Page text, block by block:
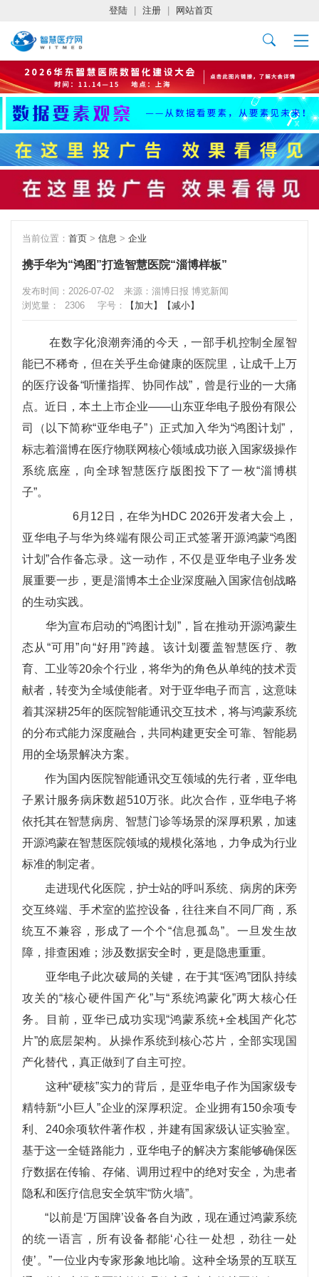
登陆 注册 网站首页
当前位置： 首页 > 信息 > 企业
携手华为“鸿图”打造智慧医院“淄博样板”
发布时间：2026-07-02
来源：淄博日报 博览新闻
浏览量：
2306 字号： 【加大】 【减小】
在数字化浪潮奔涌的今天，一部手机控制全屋智
能已不稀奇，但在关乎生命健康的医院里，让成千上万
的医疗设备“听懂指挥、协同作战”，曾是行业的一大痛
点。近日，本土上市企业——山东亚华电子股份有限公
司（以下简称“亚华电子”）正式加入华为“鸿图计划”，
标志着淄博在医疗物联网核心领域成功嵌入国家级操作
系统底座，向全球智慧医疗版图投下了一枚“淄博棋
子”。
6月12日，在华为HDC 2026开发者大会上，
亚华电子与华为终端有限公司正式签署开源鸿蒙“鸿图
计划”合作备忘录。这一动作，不仅是亚华电子业务发
展重要一步，更是淄博本土企业深度融入国家信创战略
的生动实践。
华为宣布启动的“鸿图计划”，旨在推动开源鸿蒙生
态从“可用”向“好用”跨越。该计划覆盖智慧医疗、教
育、工业等20余个行业，将华为的角色从单纯的技术贡
献者，转变为全域使能者。对于亚华电子而言，这意味
着其深耕25年的医院智能通讯交互技术，将与鸿蒙系统
的分布式能力深度融合，共同构建更安全可靠、智能易
用的全场景解决方案。
作为国内医院智能通讯交互领域的先行者，亚华电
子累计服务病床数超510万张。此次合作，亚华电子将
依托其在智慧病房、智慧门诊等场景的深厚积累，加速
开源鸿蒙在智慧医院领域的规模化落地，力争成为行业
标准的制定者。
走进现代化医院，护士站的呼叫系统、病房的床旁
交互终端、手术室的监控设备，往往来自不同厂商，系
统互不兼容，形成了一个个“信息孤岛”。一旦发生故
障，排查困难；涉及数据安全时，更是隐患重重。
亚华电子此次破局的关键，在于其“医鸿”团队持续
攻关的“核心硬件国产化”与“系统鸿蒙化”两大核心任
务。目前，亚华已成功实现“鸿蒙系统+全栈国产化芯
片”的底层架构。从操作系统到核心芯片，全部实现国
产化替代，真正做到了自主可控。
这种“硬核”实力的背后，是亚华电子作为国家级专
精特新“小巨人”企业的深厚积淀。企业拥有150余项专
利、240余项软件著作权，并建有国家级认证实验室。
基于这一全链路能力，亚华电子的解决方案能够确保医
疗数据在传输、存储、调用过程中的绝对安全，为患者
隐私和医疗信息安全筑牢“防火墙”。
“以前是‘万国牌’设备各自为政，现在通过鸿蒙系统
的统一语言，所有设备都能‘心往一处想，劲往一处
使’。”一位业内专家形象地比喻。这种全场景的互联互